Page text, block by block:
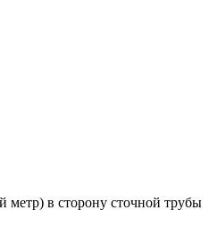
метр) в сторону сточной трубы